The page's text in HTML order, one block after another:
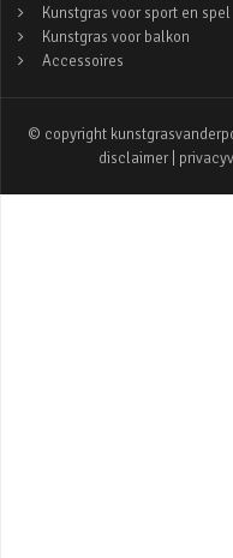
Kunstgras voor sport en spel
Kunstgras voor balkon
Accessoires
© copyright
disclaimer